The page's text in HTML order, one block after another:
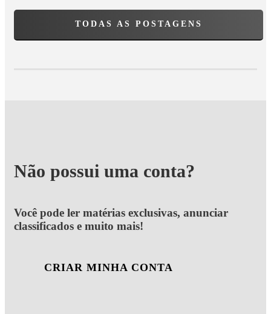
TODAS AS POSTAGENS
Não possui uma conta?
Você pode ler matérias exclusivas, anunciar
classificados e muito mais!
CRIAR MINHA CONTA